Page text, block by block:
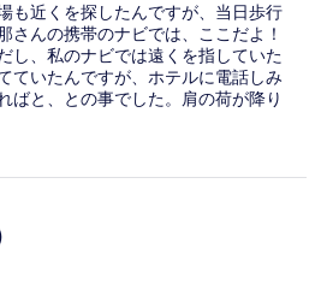
も近くを探したんですが、当日歩行
さんの携帯のナビでは、ここだよ！
し、私のナビでは遠くを指していた
ていたんですが、ホテルに電話しみ
ばと、との事でした。肩の荷が降り
ロントの方がまるで知り合いかの様
旦那さんが言うので気づいて、コイ
れて、満足でした。またの機会に宜